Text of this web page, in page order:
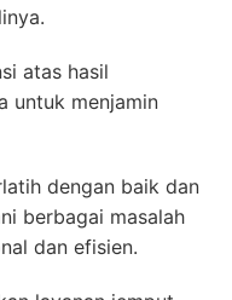
atas hasil
untuk menjamin
dengan baik dan
berbagai masalah
dan efisien.